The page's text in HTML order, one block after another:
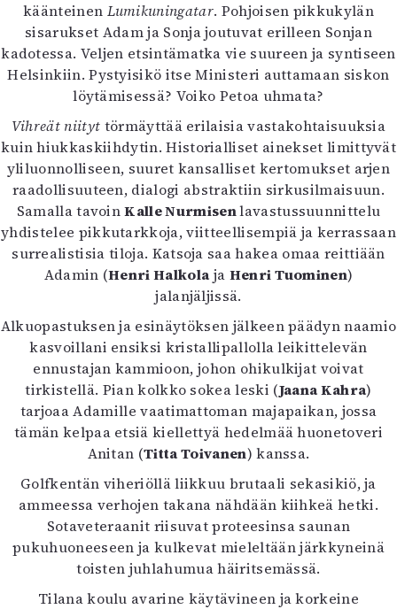
käänteinen Lumikuningatar. Pohjoisen pikkukylän
sisarukset Adam ja Sonja joutuvat erilleen Sonjan
kadotessa. Veljen etsintämatka vie suureen ja syntiseen
Helsinkiin. Pystyisikö itse Ministeri auttamaan siskon
löytämisessä? Voiko Petoa uhmata?
Vihreät niityt törmäyttää erilaisia vastakohtaisuuksia
kuin hiukkaskiihdytin. Historialliset ainekset limittyvät
yliluonnolliseen, suuret kansalliset kertomukset arjen
raadollisuuteen, dialogi abstraktiin sirkusilmaisuun.
Samalla tavoinKalle Nurmisenlavastussuunnittelu
yhdistelee pikkutarkkoja, viitteellisempiä ja kerrassaan
surrealistisia tiloja. Katsoja saa hakea omaa reittiään
Adamin (Henri Halkola ja Henri Tuominen)
jalanjäljissä.
Alkuopastuksen ja esinäytöksen jälkeen päädyn naamio
kasvoillani ensiksi kristallipallolla leikittelevän
ennustajan kammioon, johon ohikulkijat voivat
tirkistellä. Pian kolkko sokea leski (Jaana Kahra)
tarjoaa Adamille vaatimattoman majapaikan, jossa
tämän kelpaa etsiä kiellettyä hedelmää huonetoveri
Anitan (Titta Toivanen) kanssa.
Golfkentän viheriöllä liikkuu brutaali sekasikiö, ja
ammeessa verhojen takana nähdään kiihkeä hetki.
Sotaveteraanit riisuvat proteesinsa saunan
pukuhuoneeseen ja kulkevat mieleltään järkkyneinä
toisten juhlahumua häiritsemässä.
Tilana koulu avarine käytävineen ja korkeine